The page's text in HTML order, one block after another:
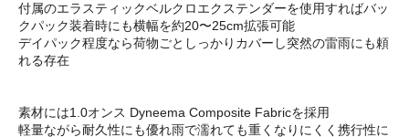
付属のエラスティックベルクロエクステンダーを使用すればバッ
クパック装着時にも横幅を約20〜25cm拡張可能
デイパック程度なら荷物ごとしっかりカバーし突然の雷雨にも頼
れる存在
素材には1.0オンス Dyneema Composite Fabricを採用
軽量ながら耐久性にも優れ雨で濡れても重くなりにくく携行性に